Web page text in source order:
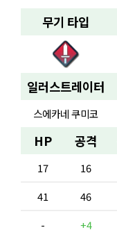
무기 타입
일러스트레이터
스에카네 쿠미코
HP 공격
17 16
41
46
-
+4